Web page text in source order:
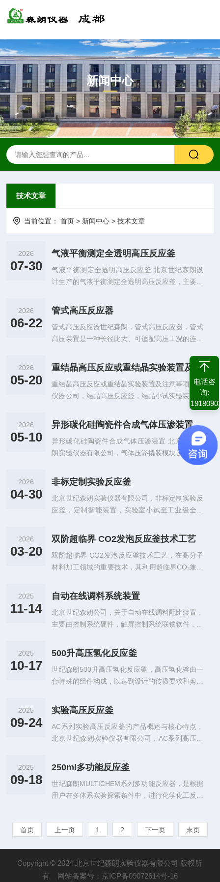
新闻中心
NEWS CENTER
技术文章
当前位置：首页 > 新闻中心 >技术文章
2026
07-30
气液平衡测定全透明高压反应釜
气液平衡测定全透明高压反应釜 北京世纪森朗设
计生产的气液平衡测定全透明高压反应釜，主要适
行为的精确评估，是研究
2026
06-22
管式高压反应器
管式高压反应器世纪森朗，管式高压反应器，管式
高压装置是一种长径比大、可适配高压工况的连续
化工高压反应场景。基于“连
2026
05-20
重结晶高压反应或重结晶实验装置及注意事项
重结晶高压反应或重结晶实验装置及注意事项森朗
仪器公司，结晶高压反应釜，结晶小试实验装置，‌
结晶实验中常见错误‌包括操作不当导致晶体质量
差、纯度低或实验失败。以下
2026
05-10
异形碳化硅陶瓷件合成气体压渗装置
异形碳化硅陶瓷件合成气体压渗装置 北京世纪森
朗实验仪器有限公司，气体压渗撬装模块设计，可
浸：金属标准及异形件，氮化硅陶瓷结构件，氧化
锆陶瓷结构件，氧化铝陶瓷结构
2026
04-30
非标定制实验反应釜
北京世纪森朗实验仪器有限公司，非标定制实验反
应釜，定制智能装置，实验室小试至工业级全场
够精准匹配用户的工艺条件、物
2026
03-20
双阶超临界 CO2发泡反应釜技术工艺
双阶超临界 CO2发泡反应釜技术工艺，在高分子
材料加工领域的重要技术，其利用超临界CO₂兼具
在聚合物基体中形成均匀细
2025
11-14
自动在线调料系统装置
北京世纪森朗公司，关于自动在线调料配比装置，
主要由控制系统硬件，触屏控制系统联锁软件，可
统，管道阀门接头，原料存储罐
2025
10-17
500升高压氢化反应釜
世纪森朗500升高压氢化反应釜，高压氢化釜由一
套特殊的组件构成，以达到设计的传质要求和剪切
部空心的搅拌器旋转时，搅拌
2025
09-24
实验高压反应釜
AC系列实验高压反应釜的产品概述与核心特点，
北京世纪森朗实验仪器有限公司，AC系列高压反
的关键设备，广泛应用于化工、
2025
09-18
250ml多功能反应釜
世纪森朗MULTICHEM系列多功能反应器，是根据
用户在多体系实验探索条件中，进行化学化工反应
首页
上一页 1 2 下一页 末页
Copyright © 2024 北京世纪森朗实验仪器有限公司 版权所
有 网站备案号： 京ICP备09072614号-16
电话咨
询: